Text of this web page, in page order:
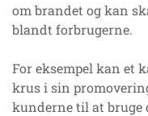
om brandet og kan
blandt forbrugerne.
For eksempel kan et
krus i sin
kunderne til at bruge